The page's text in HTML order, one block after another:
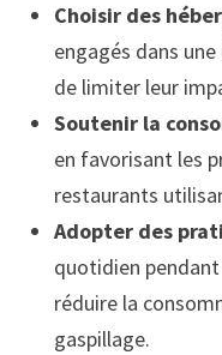
Choisir des
engagés dans
de limiter leur
Soutenir la
en favorisant les
restaurants
Adopter des
quotidien
réduire la
gaspillage.